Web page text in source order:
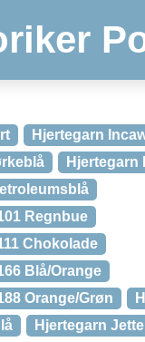
Hjertegarn
Hjertegarn
Regnbue
Chokolade
Blå/Orange
Orange/Grøn
Hjertegarn